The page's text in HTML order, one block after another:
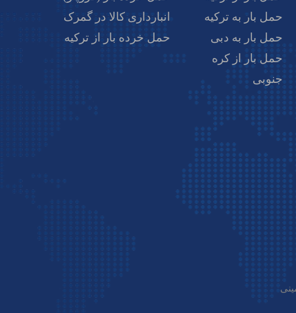
حمل بار به ترکیه
حمل بار به دبی
حمل بار از کره
جنوبی
انبارداری کالا در گمرک
حمل خرده بار از ترکیه
از قبیل شرح کالا، تعداد، قیمت واحد و
وضع کنید و از طرفین قرارداد بخواهید آن را
طریق صرافی‌های رسمی یا سیستم‌های بانکی از